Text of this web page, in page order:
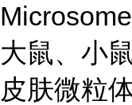
大鼠、小鼠
皮肤微粒